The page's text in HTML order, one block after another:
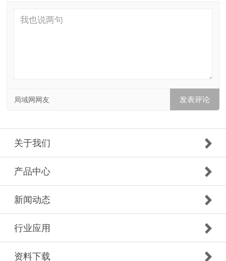
局域网网友
关于我们
产品中心
新闻动态
行业应用
资料下载